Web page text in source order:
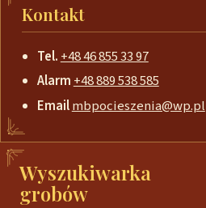
Kontakt
Tel. +48 46 855 33 97
Alarm+48 889 538 585
Emailmbpocieszenia@wp.pl
Wyszukiwarka
grobów